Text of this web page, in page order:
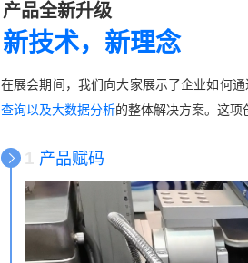
产品全新升级
新技术，新理念
在展会期间，我们向大家展示了企业如何
查询以及大数据分析的整体解决方案。这项
1 产品赋码